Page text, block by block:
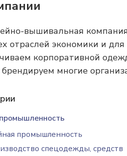
вышивальная
отраслей экономики и
корпоративной
многие
промышленность
спецодежды, средств